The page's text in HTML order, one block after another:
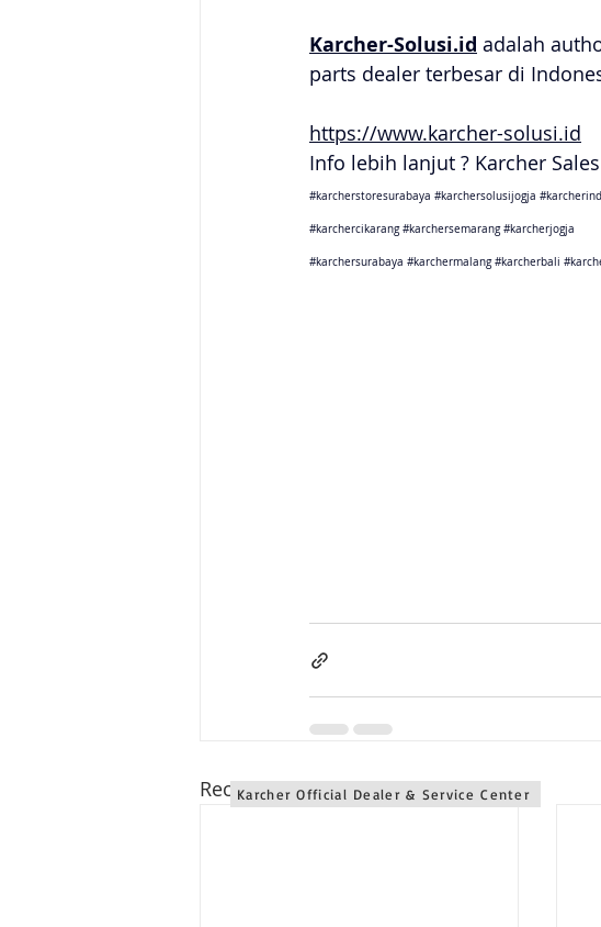
Karcher-Solusi.id adalah
parts dealer terbesar di
https://www.karcher-solusi.id
Info lebih lanjut ? Karcher
#karcherstoresurabaya #karchersolusijogja
#karchercikarang #karchersemarang #karcherjogja
#karchersurabaya #karchermalang #karcherbali
Recent Posts
Karcher Official Dealer & Service Center